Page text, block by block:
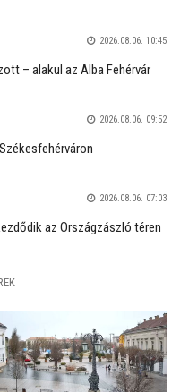
2026.08.06. 10:45
– alakul az Alba Fehérvár
2026.08.06. 09:52
2026.08.06. 07:03
az Országzászló téren